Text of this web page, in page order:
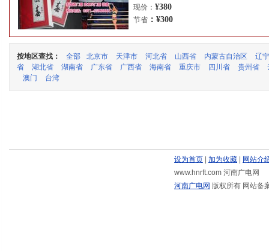
现价： ¥380
节省 ：¥300
按地区查找： 全部 北京市 天津市 河北省 山西省 内蒙古自治区
辽
省
湖北省 湖南省 广东省 广西省 海南省 重庆市 四川省 贵州省
澳门
台湾
设为首页 加为收藏
网站介
www.hnrft.com 河南广电网
河南广电网 版权所有 网站备